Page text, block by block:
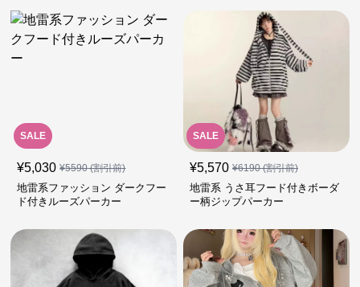
SALE
¥5,030 ¥5590(割引前)
地雷系ファッション ダークフー
ド付きルーズパーカー
SALE
¥5,570 ¥6190(割引前)
地雷系 うさ耳フード付きボーダ
ー柄ジップパーカー